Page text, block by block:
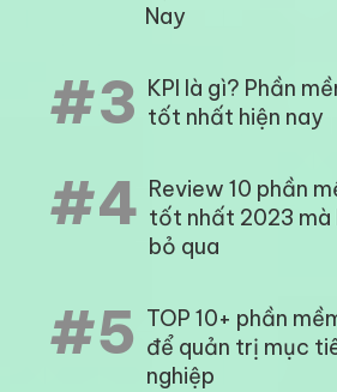
Nay
#3 KPI là gì? Phần
tốt nhất hiện nay
#4 Review 10 phần
tốt nhất 2023 mà
bỏ qua
#5 TOP 10+ phần
để quản trị mục
nghiệp